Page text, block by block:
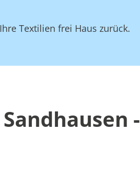
Textilien frei Haus zurück.
-